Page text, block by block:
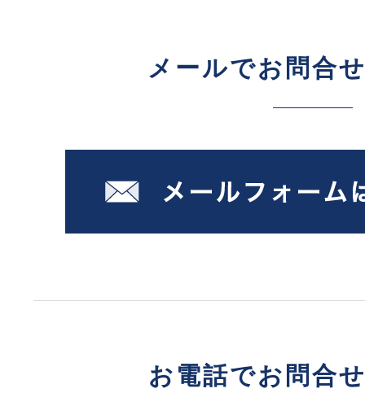
メールでお問合
お電話でお問合